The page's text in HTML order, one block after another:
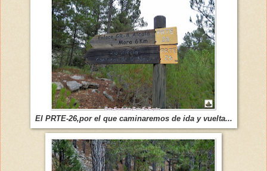
El PRTE-26,por el que caminaremos de ida y vuelta...